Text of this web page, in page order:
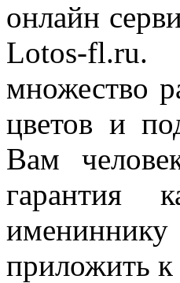
онлайн
Lotos-fl.ru.
множество
цветов и
Вам
гарантия
приложить к